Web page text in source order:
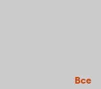
Все